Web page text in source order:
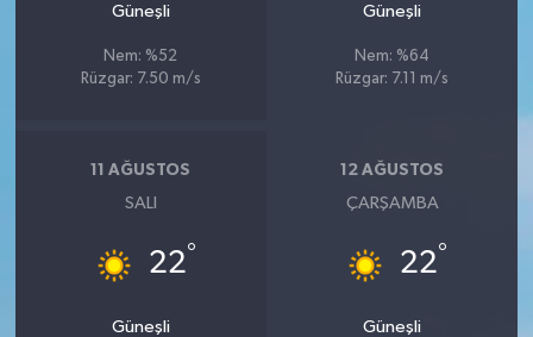
Güneşli
Nem: %52
Rüzgar: 7.50 m/s
Güneşli
Nem: %64
Rüzgar: 7.11 m/s
11 AĞUSTOS
SALI
22°
Güneşli
12 AĞUSTOS
ÇARŞAMBA
22°
Güneşli